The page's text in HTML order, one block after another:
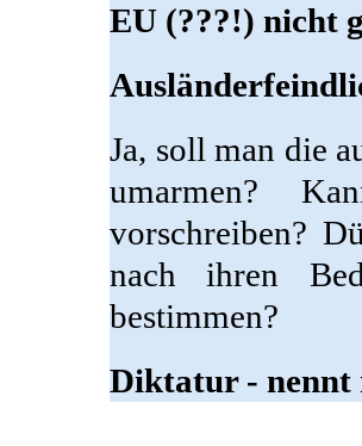
EU (???!) nicht
Ja, soll man die
umarmen?
vorschreiben?
nach ihren
bestimmen?
Diktatur - nennt